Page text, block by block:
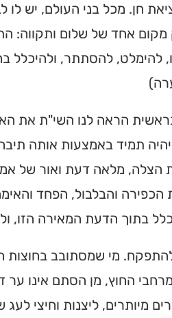
חן. מכל בני העולם, יש לו
אחד של שלום ותקווה:
להימלט, להסתתר,
הראה לנו השי"ת את
תמיד באמצעות אותה
הצלה, מלאה דעת ואור של
והבלבול, הפחד
בתוך הדעת המאירה הזו,
מי שמסתובב
החוץ, מן הסתם אינו ער
מיותרים, ליצנות וחיצי
או
שיעורי